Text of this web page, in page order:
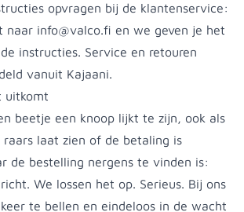
opvragen bij de klantenservice:
naar info@valco.fi en we geven je het
instructies. Service en retouren
vanuit Kajaani.
uitkomt
beetje een knoop lijkt te zijn, ook als
laat zien of de betaling is
de bestelling nergens te vinden is:
We lossen het op. Serieus. Bij ons
te bellen en eindeloos in de wacht